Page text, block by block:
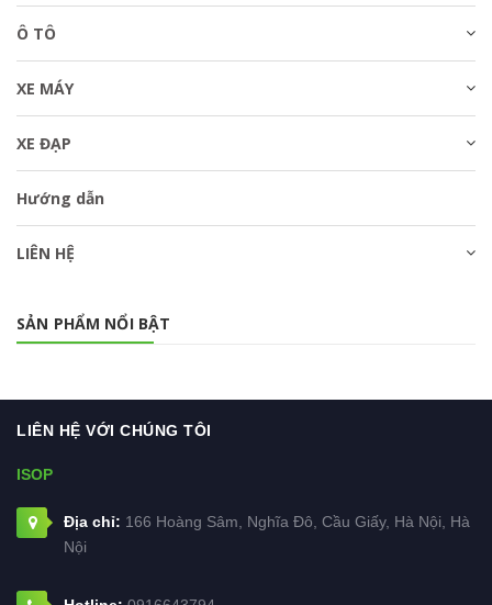
Ô TÔ
XE MÁY
XE ĐẠP
Hướng dẫn
LIÊN HỆ
SẢN PHẨM NỔI BẬT
LIÊN HỆ VỚI CHÚNG TÔI
ISOP
Địa chỉ: 166 Hoàng Sâm, Nghĩa Đô, Cầu Giấy, Hà Nội, Hà
Nội